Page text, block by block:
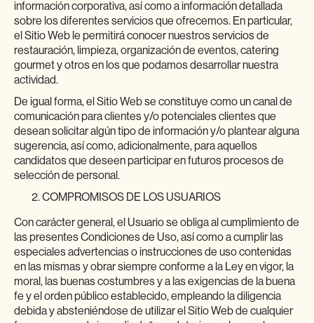
información corporativa, así como a información detallada
sobre los diferentes servicios que ofrecemos. En particular,
el Sitio Web le permitirá conocer nuestros servicios de
restauración, limpieza, organización de eventos, catering
gourmet y otros en los que podamos desarrollar nuestra
actividad.
De igual forma, el Sitio Web se constituye como un canal de
comunicación para clientes y/o potenciales clientes que
desean solicitar algún tipo de información y/o plantear alguna
sugerencia, así como, adicionalmente, para aquellos
candidatos que deseen participar en futuros procesos de
selección de personal.
COMPROMISOS DE LOS USUARIOS
Con carácter general, el Usuario se obliga al cumplimiento de
las presentes Condiciones de Uso, así como a cumplir las
especiales advertencias o instrucciones de uso contenidas
en las mismas y obrar siempre conforme a la Ley en vigor, la
moral, las buenas costumbres y a las exigencias de la buena
fe y el orden público establecido, empleando la diligencia
debida y absteniéndose de utilizar el Sitio Web de cualquier